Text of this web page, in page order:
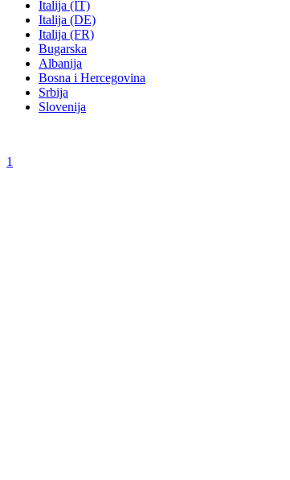
Italija (IT)
Italija (DE)
Italija (FR)
Bugarska
Albanija
Bosna i Hercegovina
Srbija
Slovenija
1